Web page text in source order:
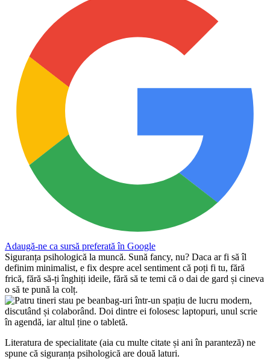
Adaugă-ne ca sursă preferată în Google
Siguranța psihologică la muncă. Sună fancy, nu? Daca ar fi să îl
definim minimalist, e fix despre acel sentiment că poți fi tu, fără
frică, fără să-ți înghiți ideile, fără să te temi că o dai de gard și cineva
o să te pună la colț.
Literatura de specialitate (aia cu multe citate și ani în paranteză) ne
spune că siguranța psihologică are două laturi.